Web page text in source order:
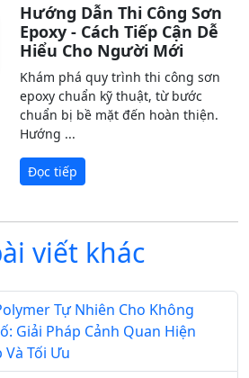
Hướng Dẫn Thi Công Sơn
Epoxy - Cách Tiếp Cận Dễ
Hiểu Cho Người Mới
Khám phá quy trình thi công sơn
epoxy chuẩn kỹ thuật, từ bước
chuẩn bị bề mặt đến hoàn thiện.
Hướng ...
Đọc tiếp
viết khác
Tự Nhiên Cho Không
Giải Pháp Cảnh Quan Hiện
Tối Ưu